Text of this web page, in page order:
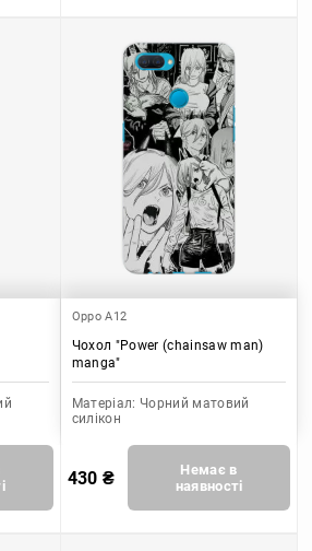
Oppo A12
Чохол "Power (chainsaw man)
manga"
Матеріал: Чорний матовий
силікон
430 ₴
Немає в
наявності